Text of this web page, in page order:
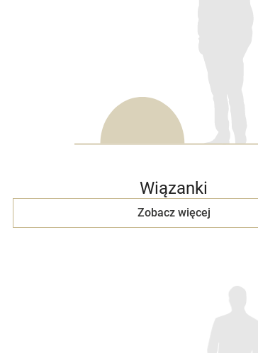
Wiązanki
Zobacz więcej